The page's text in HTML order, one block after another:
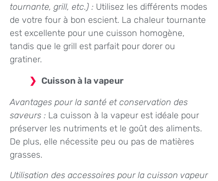
tournante, grill, etc.) : Utilisez les différents modes
de votre four à bon escient. La chaleur tournante
est excellente pour une cuisson homogène,
tandis que le grill est parfait pour dorer ou
gratiner.
Cuisson à la vapeur
Avantages pour la santé et conservation des
saveurs : La cuisson à la vapeur est idéale pour
préserver les nutriments et le goût des aliments.
De plus, elle nécessite peu ou pas de matières
grasses.
Utilisation des accessoires pour la cuisson vapeur